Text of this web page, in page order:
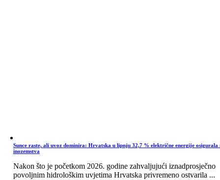
Sunce raste, ali uvoz dominira: Hrvatska u lipnju 32,7 % električne energije osigurala
inozemstva
Nakon što je početkom 2026. godine zahvaljujući iznadprosječno
povoljnim hidrološkim uvjetima Hrvatska privremeno ostvarila ...